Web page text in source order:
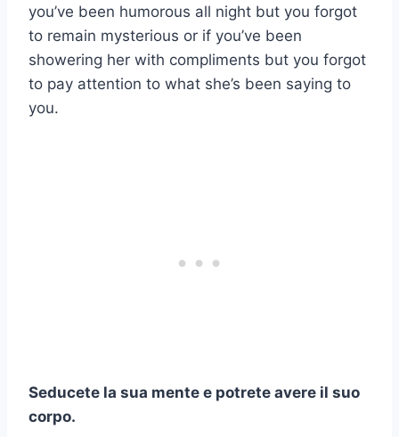
you’ve been humorous all night but you forgot
to remain mysterious or if you’ve been
showering her with compliments but you forgot
to pay attention to what she’s been saying to
you.
Seducete la sua mente e potrete avere il suo
corpo.